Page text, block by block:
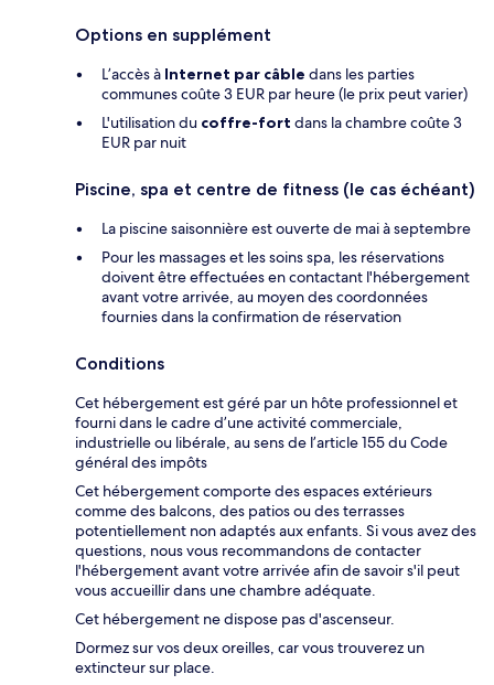
Options en supplément
L’accès à Internet par câble dans les parties
communes coûte 3 EUR par heure (le prix peut varier)
L'utilisation du coffre-fort dans la chambre coûte 3
EUR par nuit
Piscine, spa et centre de fitness (le cas échéant)
La piscine saisonnière est ouverte de mai à septembre
Pour les massages et les soins spa, les réservations
doivent être effectuées en contactant l'hébergement
avant votre arrivée, au moyen des coordonnées
fournies dans la confirmation de réservation
Conditions
Cet hébergement est géré par un hôte professionnel et
fourni dans le cadre d’une activité commerciale,
industrielle ou libérale, au sens de l’article 155 du Code
général des impôts
Cet hébergement comporte des espaces extérieurs
comme des balcons, des patios ou des terrasses
potentiellement non adaptés aux enfants. Si vous avez des
questions, nous vous recommandons de contacter
l'hébergement avant votre arrivée afin de savoir s'il peut
vous accueillir dans une chambre adéquate.
Cet hébergement ne dispose pas d'ascenseur.
Dormez sur vos deux oreilles, car vous trouverez un
extincteur sur place.